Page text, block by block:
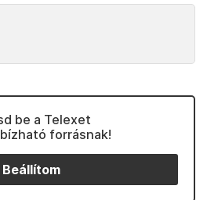
be a Telexet
forrásnak!
Beállítom